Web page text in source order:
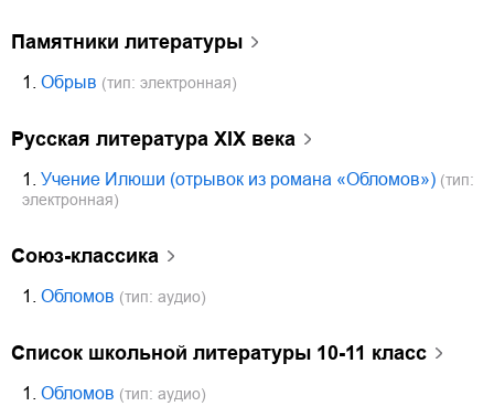
Памятники литературы
1. Обрыв (тип: электронная)
Русская литература XIX века
1. Учение Илюши (отрывок из романа «Обломов») (тип:
электронная)
Союз-классика
1. Обломов (тип: аудио)
Список школьной литературы 10-11 класс
1. Обломов (тип: аудио)